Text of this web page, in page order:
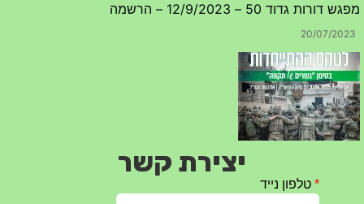
מפגש דורות גדוד 50 – 12/9/2023 – הרשמה
20/07/2023
טקס ההתיחדות עם החללים לשנת 2025 – 10 יוני 2025
יצירת קשר